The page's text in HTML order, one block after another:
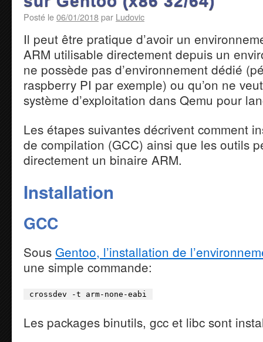
Posté le06/01/2018par Ludovic
Il peut être pratique d’avoir un
ARM utilisable directement depuis un
ne possède pas d’environnement dédié
raspberry PI par exemple) ou qu’on ne
système d’exploitation dans Qemu pour
Les étapes suivantes décrivent comment
de compilation (GCC) ainsi que les outils
directement un binaire ARM.
Installation
GCC
Sous Gentoo, l’installation de
une simple commande:
crossdev -t arm-none-eabi
Les packages binutils, gcc et libc sont